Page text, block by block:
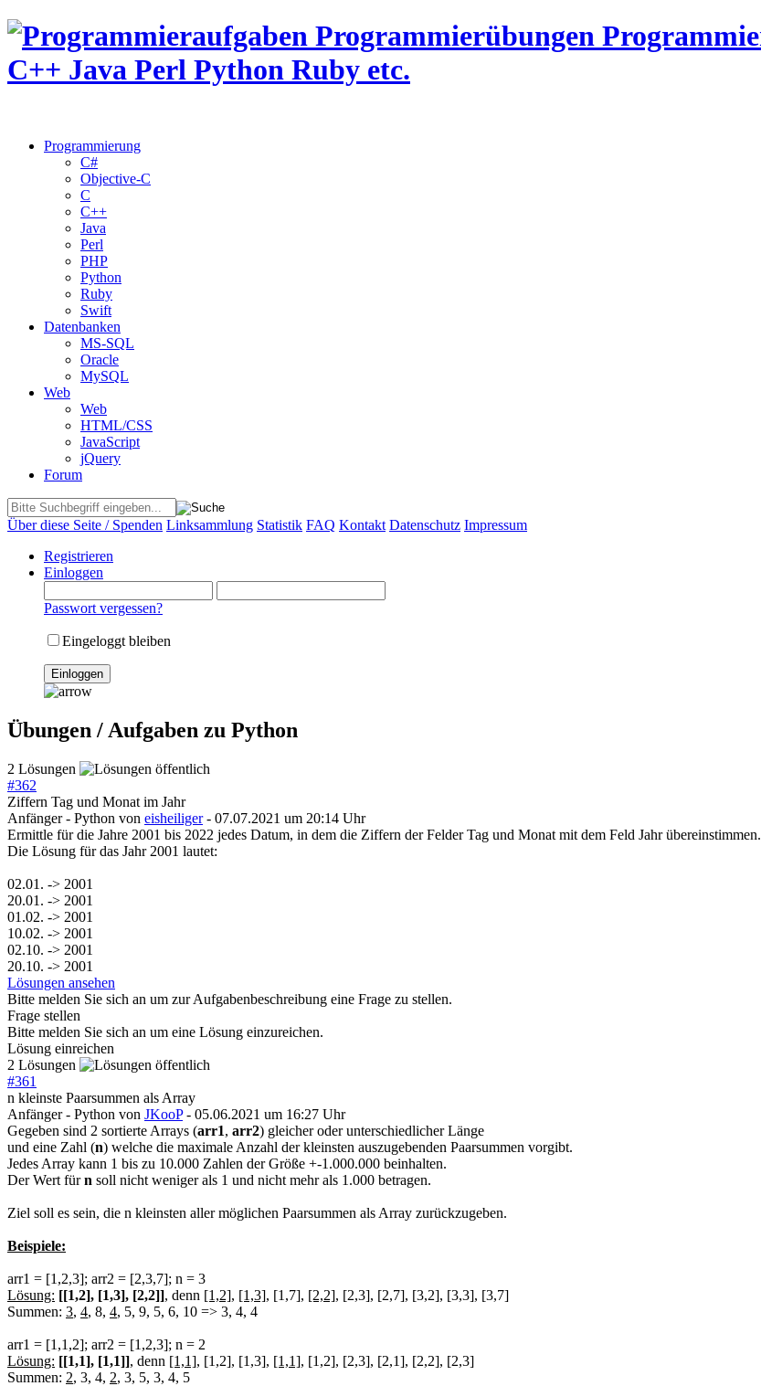
Programmierung
C#
Objective-C
C
C++
Java
Perl
PHP
Python
Ruby
Swift
Datenbanken
MS-SQL
Oracle
MySQL
Web
Web
HTML/CSS
JavaScript
jQuery
Forum
Über diese Seite / Spenden Linksammlung Statistik FAQ Kontakt Datenschutz Impressum
Registrieren
Einloggen
Passwort vergessen?
Eingeloggt bleiben
Übungen / Aufgaben zu Python
2 Lösungen
#362
Ziffern Tag und Monat im Jahr
Anfänger - Python von eisheiliger - 07.07.2021 um 20:14 Uhr
Ermittle für die Jahre 2001 bis 2022 jedes Datum, in dem die Ziffern der Felder Tag und Monat mit dem Feld Jahr übereinstimmen.
Die Lösung für das Jahr 2001 lautet:
02.01. -> 2001
20.01. -> 2001
01.02. -> 2001
10.02. -> 2001
02.10. -> 2001
20.10. -> 2001
Lösungen ansehen
Bitte melden Sie sich an um zur Aufgabenbeschreibung eine Frage zu stellen.
Frage stellen
Bitte melden Sie sich an um eine Lösung einzureichen.
Lösung einreichen
2 Lösungen
#361
n kleinste Paarsummen als Array
Anfänger - Python von JKooP - 05.06.2021 um 16:27 Uhr
Gegeben sind 2 sortierte Arrays (arr1, arr2) gleicher oder unterschiedlicher Länge
und eine Zahl (n) welche die maximale Anzahl der kleinsten auszugebenden Paarsummen vorgibt.
Jedes Array kann 1 bis zu 10.000 Zahlen der Größe +-1.000.000 beinhalten.
Der Wert fürn soll nicht weniger als 1 und nicht mehr als 1.000 betragen.
Ziel soll es sein, die n kleinsten aller möglichen Paarsummen als Array zurückzugeben.
Beispiele:
arr1 = [1,2,3]; arr2 = [2,3,7]; n = 3
Lösung: [[1,2], [1,3], [2,2]], denn [1,2], [1,3], [1,7], [2,2], [2,3], [2,7], [3,2], [3,3], [3,7]
Summen: 3, 4, 8, 4, 5, 9, 5, 6, 10 => 3, 4, 4
arr1 = [1,1,2]; arr2 = [1,2,3]; n = 2
Lösung: [[1,1], [1,1]], denn [1,1], [1,2], [1,3], [1,1], [1,2], [2,3], [2,1], [2,2], [2,3]
Summen: 2, 3, 4, 2, 3, 5, 3, 4, 5